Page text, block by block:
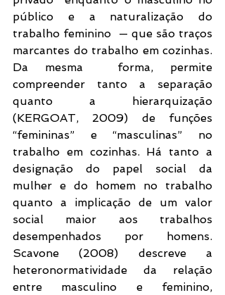
público e a naturalização do
trabalho feminino  — que são traços
marcantes do trabalho em cozinhas.
Da mesma  forma, permite
compreender tanto a separação
quanto a hierarquização
(KERGOAT, 2009) de funções
“femininas” e “masculinas” no
trabalho em cozinhas. Há tanto a
designação do papel social da
mulher e do homem no trabalho
quanto a implicação de um valor
social maior aos trabalhos
desempenhados por homens.
Scavone (2008) descreve a
heteronormatividade da relação
entre masculino e feminino,